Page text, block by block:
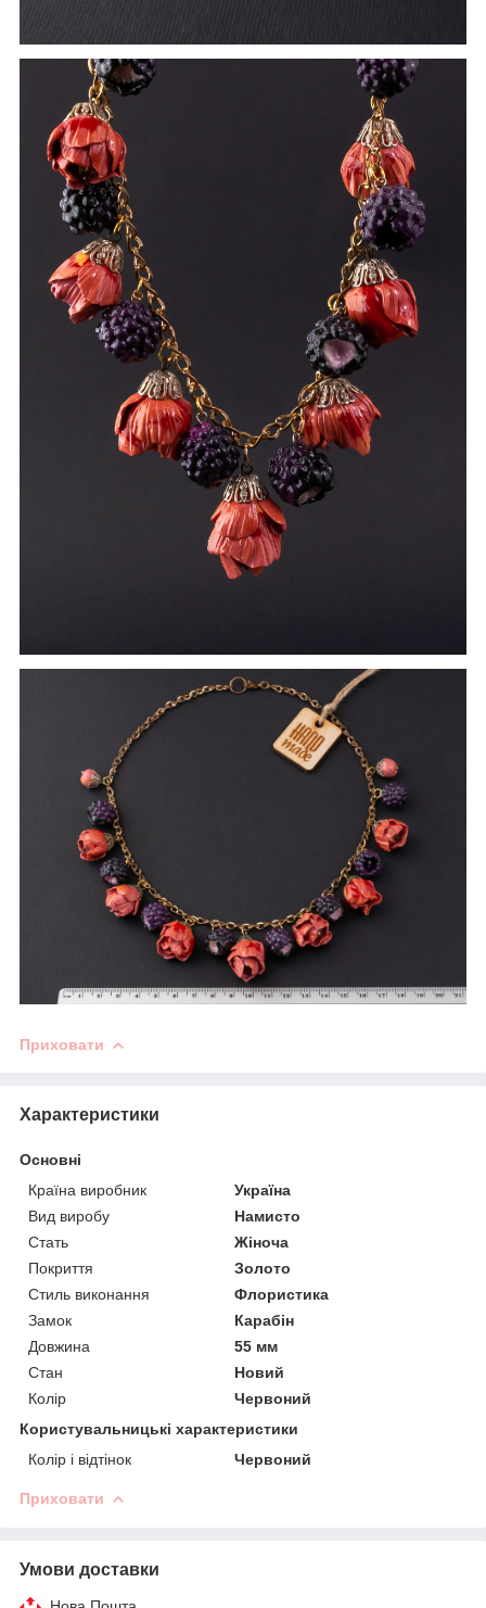
Приховати
Характеристики
Основні
Країна виробник
Україна
Вид виробу
Намисто
Стать
Жіноча
Покриття
Золото
Стиль виконання
Флористика
Замок
Карабін
Довжина
55 мм
Стан
Новий
Колір
Червоний
Користувальницькі характеристики
Колір і відтінок
Червоний
Приховати
Умови доставки